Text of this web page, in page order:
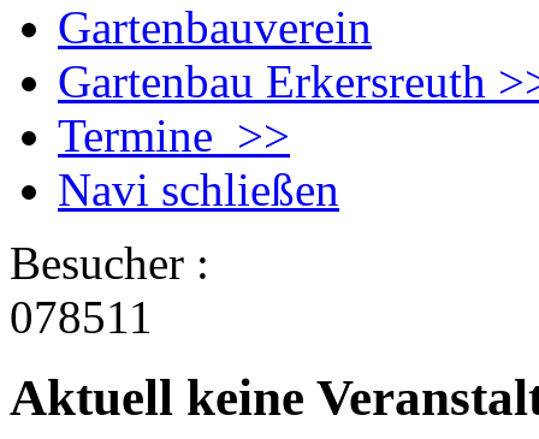
Gartenbauverein
Gartenbau Erkersreuth
Termine >>
Navi schließen
Besucher :
078511
Aktuell keine